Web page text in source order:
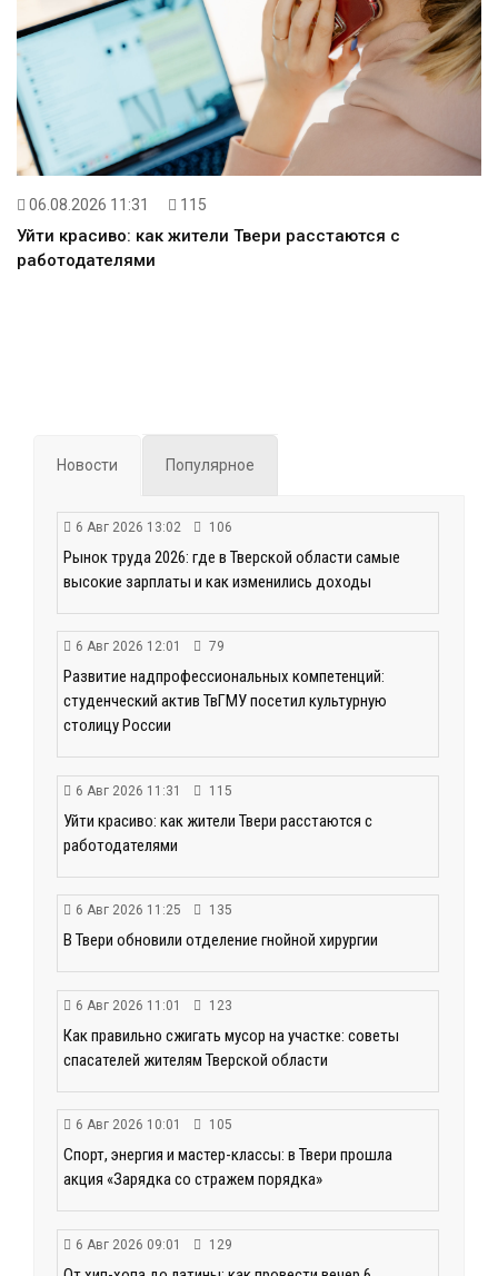
06.08.2026 11:31 115
Уйти красиво: как жители Твери расстаются с
работодателями
Новости Популярное
6 Авг 2026 13:02 106
Рынок труда 2026: где в Тверской области самые
высокие зарплаты и как изменились доходы
6 Авг 2026 12:01 79
Развитие надпрофессиональных компетенций:
студенческий актив ТвГМУ посетил культурную
столицу России
6 Авг 2026 11:31 115
Уйти красиво: как жители Твери расстаются с
работодателями
6 Авг 2026 11:25 135
В Твери обновили отделение гнойной хирургии
6 Авг 2026 11:01 123
Как правильно сжигать мусор на участке: советы
спасателей жителям Тверской области
6 Авг 2026 10:01 105
Спорт, энергия и мастер-классы: в Твери прошла
акция «Зарядка со стражем порядка»
6 Авг 2026 09:01 129